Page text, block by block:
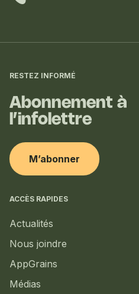
complémentaires
RESTEZ INFORMÉ
Abonnement à
l’infolettre
M’abonner
ACCÈS RAPIDES
Actualités
Nous joindre
AppGrains
Médias